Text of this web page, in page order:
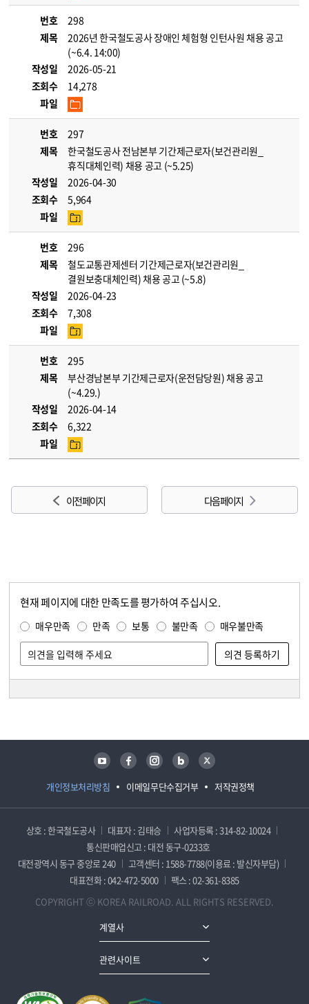
번호
298
제목
2026년 한국철도공사 장애인 체험형 인턴사원 채용 공고
(~6.4. 14:00)
작성일
2026-05-21
조회수
14,278
파일
번호
297
제목
한국철도공사 전남본부 기간제근로자(보건관리원_
휴직대체인력) 채용 공고 (~5.25)
작성일
2026-04-30
조회수
5,964
파일
번호
296
제목
철도교통관제센터 기간제근로자(보건관리원_
결원보충대체인력) 채용 공고 (~5.8)
작성일
2026-04-23
조회수
7,308
파일
번호
295
제목
부산경남본부 기간제근로자(운전담당원) 채용 공고
(~4.29.)
작성일
2026-04-14
조회수
6,322
파일
이전 페이지 다음 페이지
현재 페이지에 대한 만족도를 평가하여 주십시오.
매우만족 만족 보통 불만족 매우불만족
개인정보처리방침 이메일무단수집거부 저작권정책
유튜브 페이스북 인스타그램 블로그 트위터
상호 : 한국철도공사 대표자 : 김태승
사업자등록 : 314-82-10024
통신판매업신고 : 대전 동구-0233호
대전광역시 동구 중앙로 240
고객센터 : 1588-7788(이용료 : 발신자부담)
대표전화 : 042-472-5000
팩스 : 02-361-8385
COPYRIGHT ⓒ KOREA RAILROAD. ALL RIGHTS RESERVED.
계열사
관련사이트